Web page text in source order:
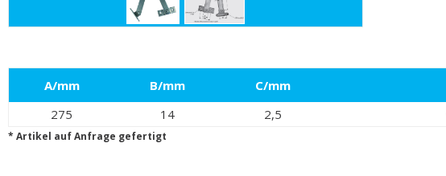
A/mm B/mm C/mm
275
14 2,5
* Artikel auf Anfrage gefertigt